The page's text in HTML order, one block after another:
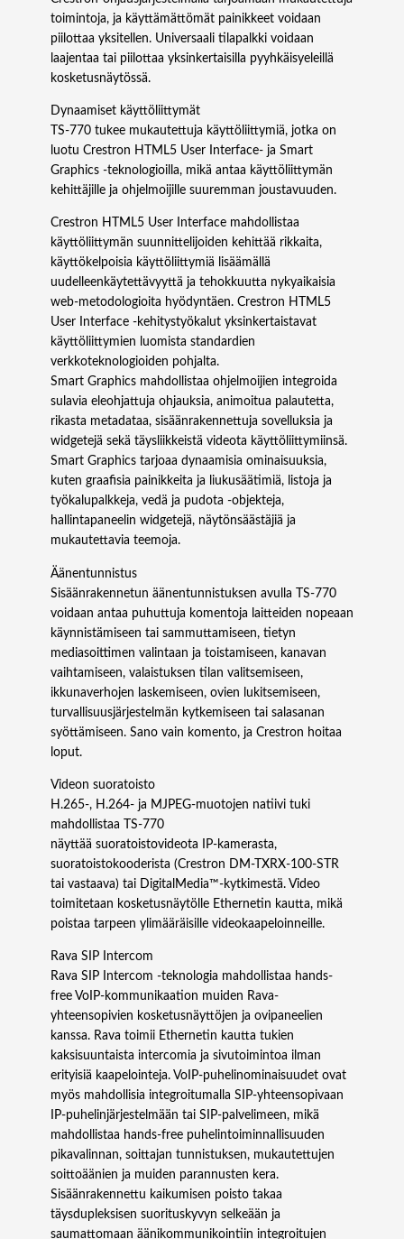
toimintoja, ja käyttämättömät painikkeet voidaan
piilottaa yksitellen. Universaali tilapalkki voidaan
laajentaa tai piilottaa yksinkertaisilla pyyhkäisyeleillä
kosketusnäytössä.
Dynaamiset käyttöliittymät
TS‑770 tukee mukautettuja käyttöliittymiä, jotka on
luotu Crestron HTML5 User Interface- ja Smart
Graphics -teknologioilla, mikä antaa käyttöliittymän
kehittäjille ja ohjelmoijille suuremman joustavuuden.
Crestron HTML5 User Interface mahdollistaa
käyttöliittymän suunnittelijoiden kehittää rikkaita,
käyttökelpoisia käyttöliittymiä lisäämällä
uudelleenkäytettävyyttä ja tehokkuutta nykyaikaisia
web-metodologioita hyödyntäen. Crestron HTML5
User Interface -kehitystyökalut yksinkertaistavat
käyttöliittymien luomista standardien
verkkoteknologioiden pohjalta.
Smart Graphics mahdollistaa ohjelmoijien integroida
sulavia eleohjattuja ohjauksia, animoitua palautetta,
rikasta metadataa, sisäänrakennettuja sovelluksia ja
widgetejä sekä täysliikkeistä videota käyttöliittymiinsä.
Smart Graphics tarjoaa dynaamisia ominaisuuksia,
kuten graafisia painikkeita ja liukusäätimiä, listoja ja
työkalupalkkeja, vedä ja pudota -objekteja,
hallintapaneelin widgetejä, näytönsäästäjiä ja
mukautettavia teemoja.
Äänentunnistus
Sisäänrakennetun äänentunnistuksen avulla TS‑770
voidaan antaa puhuttuja komentoja laitteiden nopeaan
käynnistämiseen tai sammuttamiseen, tietyn
mediasoittimen valintaan ja toistamiseen, kanavan
vaihtamiseen, valaistuksen tilan valitsemiseen,
ikkunaverhojen laskemiseen, ovien lukitsemiseen,
turvallisuusjärjestelmän kytkemiseen tai salasanan
syöttämiseen. Sano vain komento, ja Crestron hoitaa
loput.
Videon suoratoisto
H.265-, H.264- ja MJPEG-muotojen natiivi tuki
mahdollistaa TS‑770
näyttää suoratoistovideota IP-kamerasta,
suoratoistokooderista (Crestron DM‑TXRX‑100‑STR
tai vastaava) tai DigitalMedia™-kytkimestä. Video
toimitetaan kosketusnäytölle Ethernetin kautta, mikä
poistaa tarpeen ylimääräisille videokaapeloinneille.
Rava SIP Intercom
Rava SIP Intercom -teknologia mahdollistaa hands-
free VoIP-kommunikaation muiden Rava-
yhteensopivien kosketusnäyttöjen ja ovipaneelien
kanssa. Rava toimii Ethernetin kautta tukien
kaksisuuntaista intercomia ja sivutoimintoa ilman
erityisiä kaapelointeja. VoIP-puhelinominaisuudet ovat
myös mahdollisia integroitumalla SIP-yhteensopivaan
IP-puhelinjärjestelmään tai SIP-palvelimeen, mikä
mahdollistaa hands-free puhelintoiminnallisuuden
pikavalinnan, soittajan tunnistuksen, mukautettujen
soittoäänien ja muiden parannusten kera.
Sisäänrakennettu kaikumisen poisto takaa
täysdupleksisen suorituskyvyn selkeään ja
saumattomaan äänikommunikointiin integroitujen